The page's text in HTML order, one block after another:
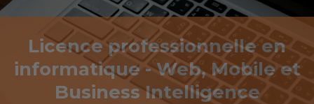
Licence professionnelle en
informatique - Web, Mobile et
Business Intelligence